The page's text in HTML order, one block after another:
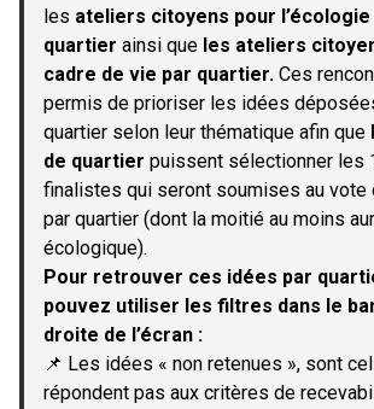
les ateliers citoyens pour l’écologie
quartier ainsi que les ateliers
cadre de vie par quartier. Ces
permis de prioriser les idées
quartier selon leur thématique afin que
de quartier puissent sélectionner les
finalistes qui seront soumises au vote
par quartier (dont la moitié au moins
écologique).
Pour retrouver ces idées par
pouvez utiliser les filtres dans le
droite de l’écran :
📌 Les idées « non retenues », sont
répondent pas aux critères de